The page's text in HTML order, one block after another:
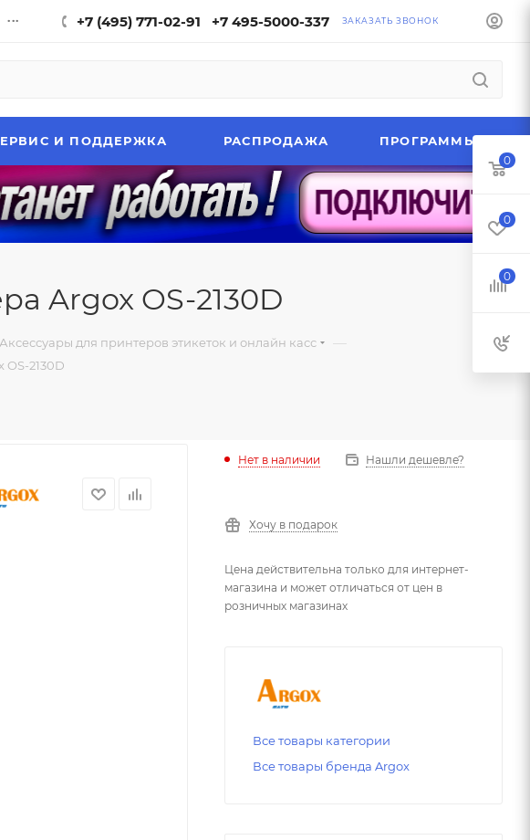
... +7 (495) 771-02-91 +7 495-5000-337 ЗАКАЗАТЬ ЗВОНОК
И ПОДДЕРЖКА РАСПРОДАЖА ПРОГРАММЫ
Argox OS-2130D
Аксессуары для принтеров этикеток и онлайн касс —
2130D
Нет в наличии Нашли дешевле?
Хочу в подарок
Цена действительна только для интернет-
магазина и может отличаться от цен в
розничных магазинах
Все товары категории
Все товары бренда Argox
0
0
0